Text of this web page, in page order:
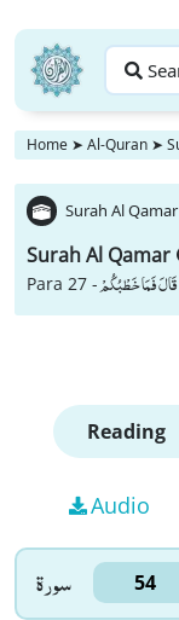
Home ➤ Al-Quran ➤
Surah Al
Surah Al Qamar
Para 27 -قَالَ فَمَا خَطْبُكُمْ
Reading
Audio
سورۃ 54